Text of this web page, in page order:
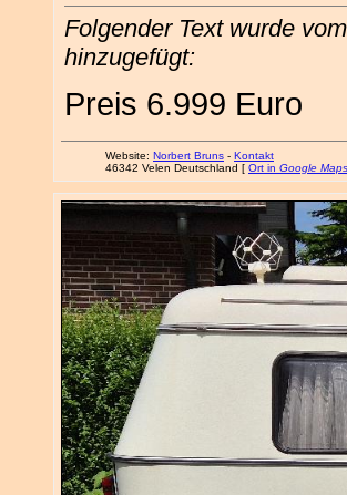
Folgender Text wurde
hinzugefügt:
Preis 6.999 Euro
Website: Norbert Bruns - Kontakt
46342 Velen Deutschland [ Ort in Google Maps